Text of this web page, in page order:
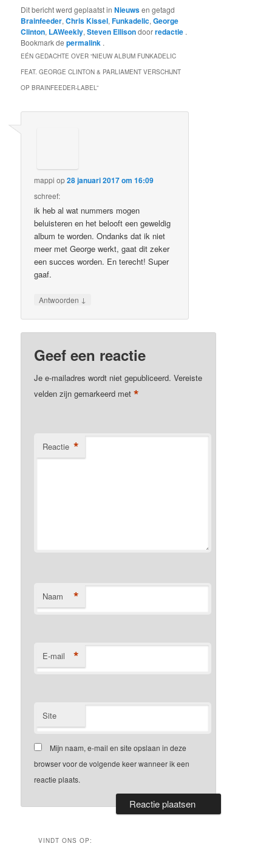
Dit bericht werd geplaatst inNieuwsen getagd
Brainfeeder,Chris Kissel,Funkadelic,George
Clinton, LAWeekly,Steven Ellisondoorredactie .
Bookmark depermalink .
EÉN GEDACHTE OVER “NIEUW ALBUM FUNKADELIC
FEAT. GEORGE CLINTON & PARLIAMENT VERSCHIJNT
OP BRAINFEEDER-LABEL”
mappi op28 januari 2017 om 16:09
schreef:
ik heb al wat nummers mogen
beluisteren en het belooft een geweldig
album te worden. Ondanks dat ik niet
meer met George werkt, gaat dit zeker
een succes worden. En terecht! Super
gaaf.
Antwoorden ↓
Geef een reactie
Je e-mailadres wordt niet gepubliceerd. Vereiste
velden zijn gemarkeerd met*
Reactie *
Naam *
E-mail *
Site
Mijn naam, e-mail en site opslaan in deze
browser voor de volgende keer wanneer ik een
reactie plaats.
VINDT ONS OP: